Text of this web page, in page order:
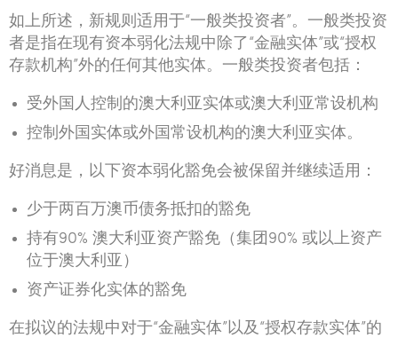
如上所述，新规则适用于“一般类投资者”。一般类投资
者是指在现有资本弱化法规中除了“金融实体”或“授权
存款机构”外的任何其他实体。一般类投资者包括：
受外国人控制的澳大利亚实体或澳大利亚常设机构
控制外国实体或外国常设机构的澳大利亚实体。
好消息是，以下资本弱化豁免会被保留并继续适用：
少于两百万澳币债务抵扣的豁免
持有90% 澳大利亚资产豁免（集团90% 或以上资产
位于澳大利亚）
资产证券化实体的豁免
在拟议的法规中对于“金融实体”以及“授权存款实体”的